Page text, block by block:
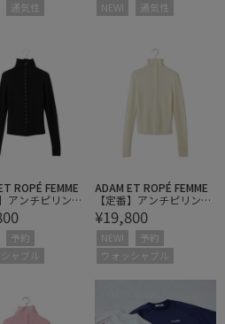
通気性 NEW! 通気性
ROPÉ FEMME
アンチピリング
フィットプルオ
予約
ャブル
ADAM ET ROPÉ FEMME
【定番】アンチピリング
タートルフィットプルオ
ーバー
¥19,800
NEW!
予約
ウォッシャブル